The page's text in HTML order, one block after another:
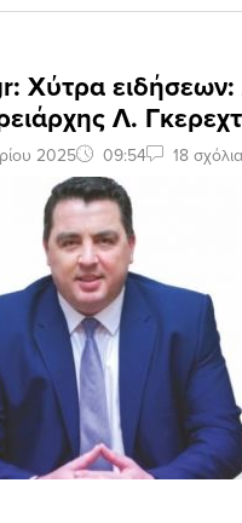
Χύτρα
Λ.
2025 09:54 18 σχόλια